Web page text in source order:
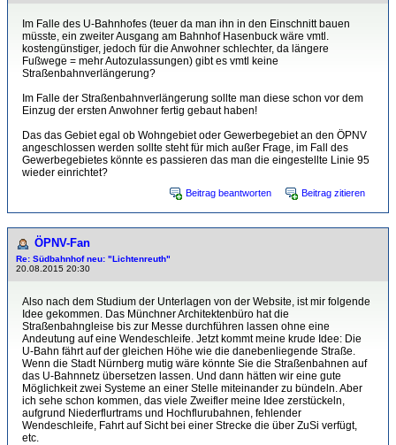
Im Falle des U-Bahnhofes (teuer da man ihn in den Einschnitt bauen
müsste, ein zweiter Ausgang am Bahnhof Hasenbuck wäre vmtl.
kostengünstiger, jedoch für die Anwohner schlechter, da längere
Fußwege = mehr Autozulassungen) gibt es vmtl keine
Straßenbahnverlängerung?
Im Falle der Straßenbahnverlängerung sollte man diese schon vor dem
Einzug der ersten Anwohner fertig gebaut haben!
Das das Gebiet egal ob Wohngebiet oder Gewerbegebiet an den ÖPNV
angeschlossen werden sollte steht für mich außer Frage, im Fall des
Gewerbegebietes könnte es passieren das man die eingestellte Linie 95
wieder einrichtet?
Beitrag beantworten Beitrag zitieren
ÖPNV-Fan
Re: Südbahnhof neu: "Lichtenreuth"
20.08.2015 20:30
Also nach dem Studium der Unterlagen von der Website, ist mir folgende
Idee gekommen. Das Münchner Architektenbüro hat die
Straßenbahngleise bis zur Messe durchführen lassen ohne eine
Andeutung auf eine Wendeschleife. Jetzt kommt meine krude Idee: Die
U-Bahn fährt auf der gleichen Höhe wie die danebenliegende Straße.
Wenn die Stadt Nürnberg mutig wäre könnte Sie die Straßenbahnen auf
das U-Bahnnetz übersetzen lassen. Und dann hätten wir eine gute
Möglichkeit zwei Systeme an einer Stelle miteinander zu bündeln. Aber
ich sehe schon kommen, das viele Zweifler meine Idee zerstückeln,
aufgrund Niederflurtrams und Hochflurubahnen, fehlender
Wendeschleife, Fahrt auf Sicht bei einer Strecke die über ZuSi verfügt,
etc.